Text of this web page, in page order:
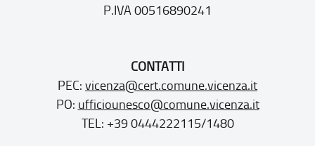
P.IVA 00516890241
CONTATTI
PEC: vicenza@cert.comune.vicenza.it
PO: ufficiounesco@comune.vicenza.it
TEL: +39 0444222115/1480